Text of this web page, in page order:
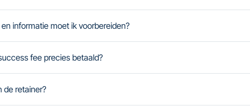
informatie moet ik voorbereiden?
fee precies betaald?
de retainer?